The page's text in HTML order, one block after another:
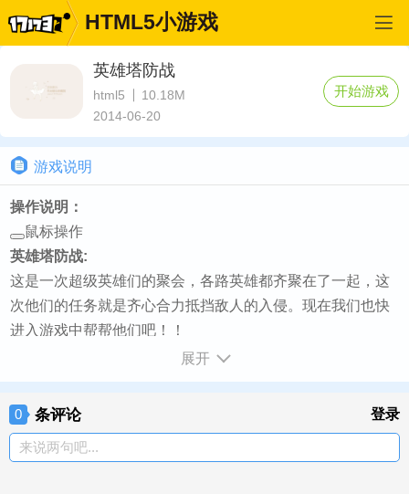
HTML5小游戏
英雄塔防战
html5
10.18M
2014-06-20
开始游戏
游戏说明
操作说明：
鼠标操作
英雄塔防战:
这是一次超级英雄们的聚会，各路英雄都齐聚在了一起，这
次他们的任务就是齐心合力抵挡敌人的入侵。现在我们也快
进入游戏中帮帮他们吧！！
界面 - 再点选关卡即可开始游戏
展开
0 条评论 登录
来说两句吧...